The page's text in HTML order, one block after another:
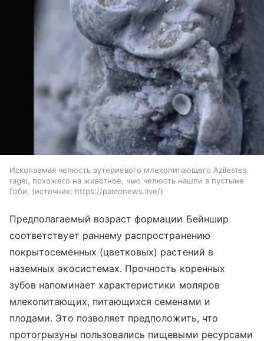
Ископаемая челюсть эутериевого млекопитающего Azilestes
ragei, похожего на животное, чью челюсть нашли в пустыне
Гоби.
источник: https://paleonews.live/
Предполагаемый возраст формации Бейншир
соответствует раннему распространению
покрытосеменных (цветковых) растений в
наземных экосистемах. Прочность коренных
зубов напоминает характеристики моляров
млекопитающих, питающихся семенами и
плодами. Это позволяет предположить, что
протогрызуны пользовались пищевыми ресурсами